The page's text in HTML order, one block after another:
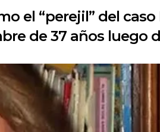
el “perejil” del
de 37 años luego